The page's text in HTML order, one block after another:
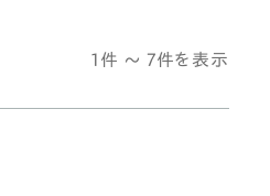
1件 ～ 7件を表示